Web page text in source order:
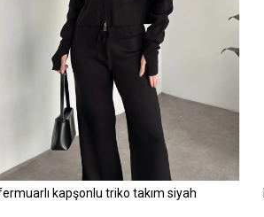
kapşonlu triko takım siyah